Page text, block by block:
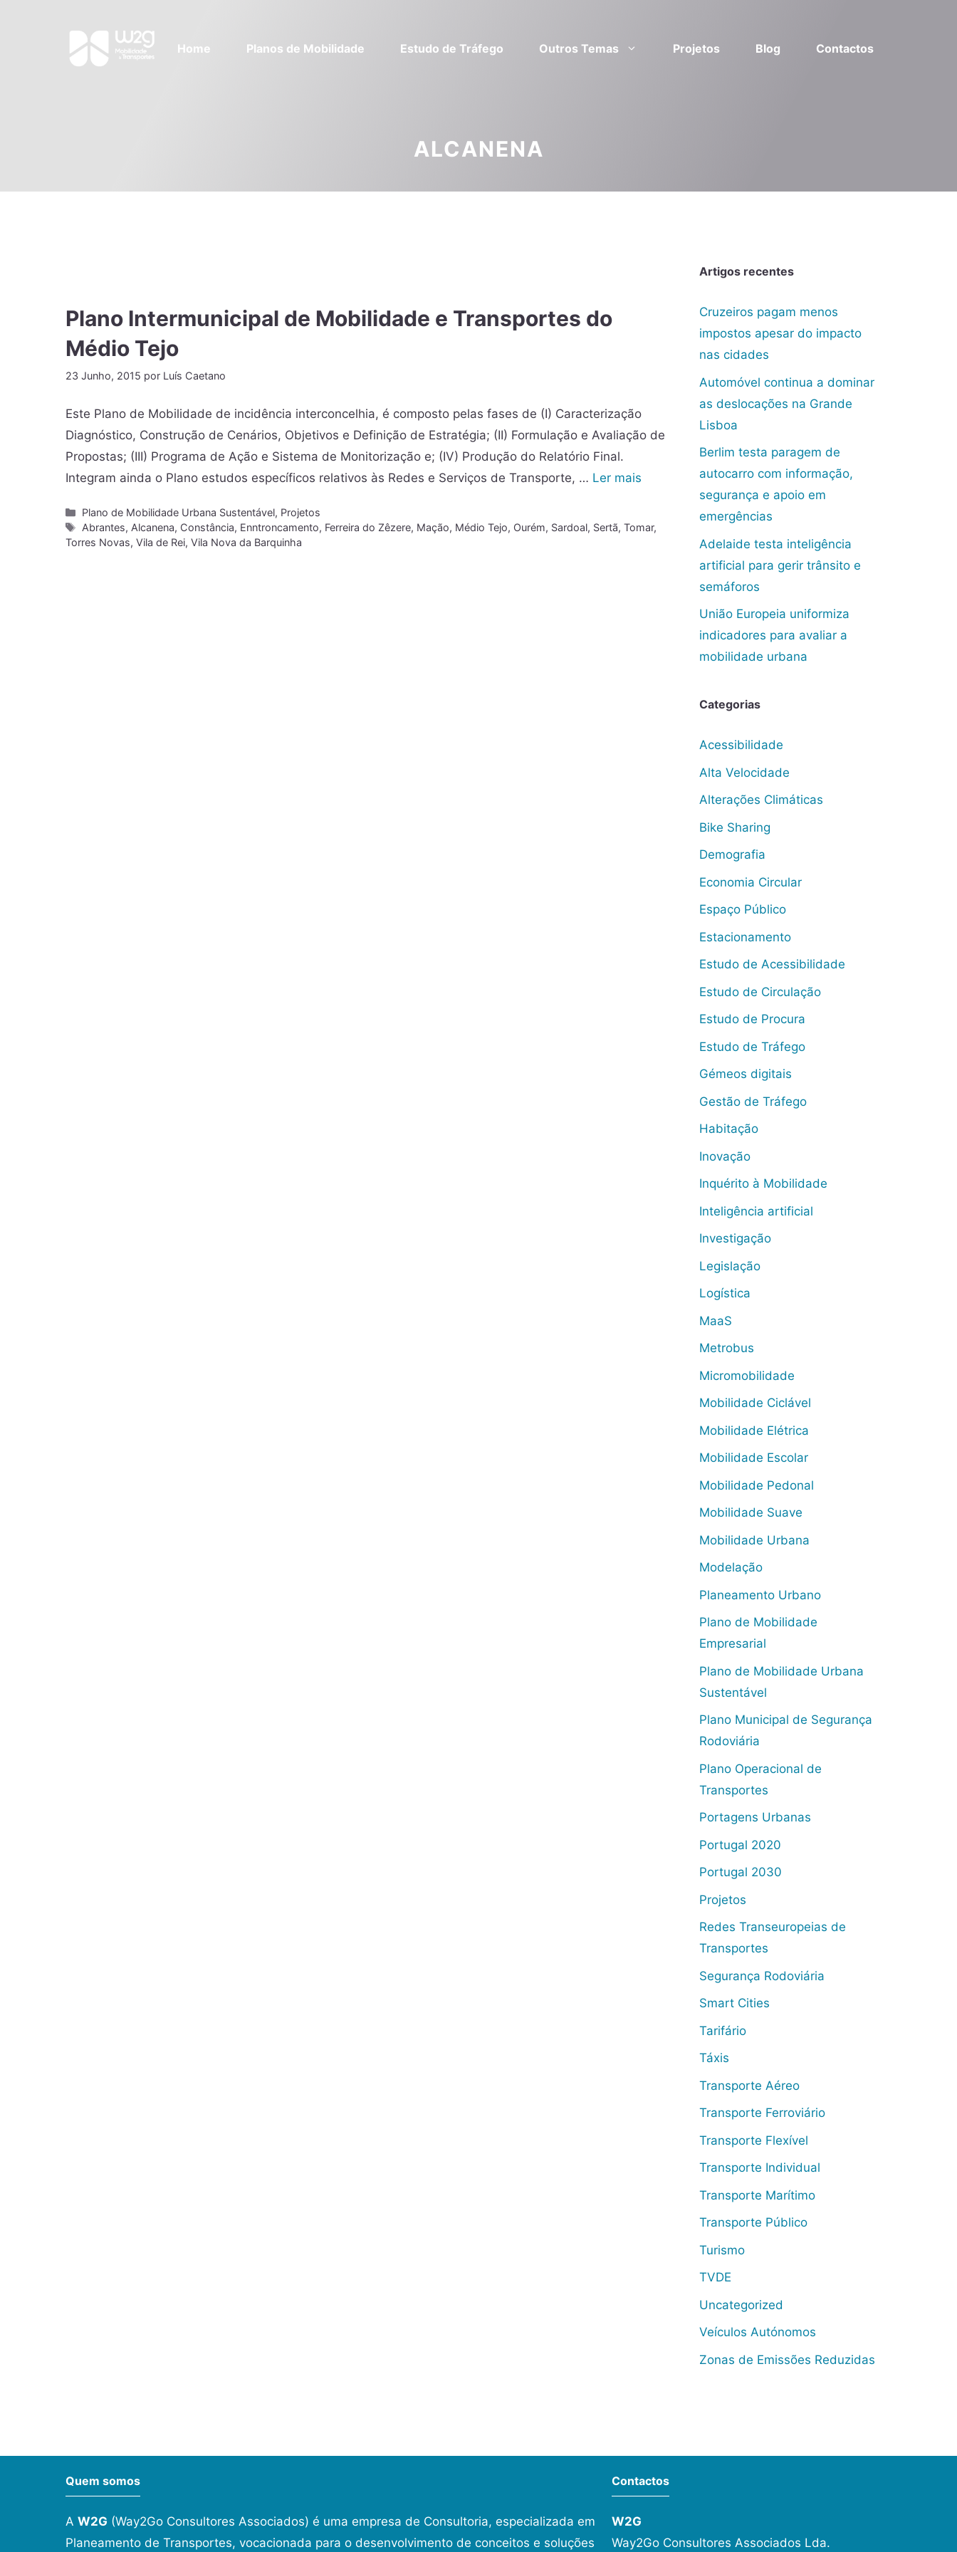
Home Planos de Mobilidade Estudo de Tráfego Outros Temas Projetos Blog Contactos
ALCANENA
Plano Intermunicipal de Mobilidade e Transportes do
Médio Tejo
23 Junho, 2015 por Luís Caetano
Este Plano de Mobilidade de incidência interconcelhia, é composto pelas fases de (I) Caracterização
Diagnóstico, Construção de Cenários, Objetivos e Definição de Estratégia; (II) Formulação e Avaliação de
Propostas; (III) Programa de Ação e Sistema de Monitorização e; (IV) Produção do Relatório Final.
Integram ainda o Plano estudos específicos relativos às Redes e Serviços de Transporte, … Ler mais
Plano de Mobilidade Urbana Sustentável, Projetos
Abrantes, Alcanena, Constância, Enntroncamento, Ferreira do Zêzere, Mação, Médio Tejo, Ourém, Sardoal, Sertã,Tomar,
Torres Novas, Vila de Rei, Vila Nova da Barquinha
Artigos recentes
Cruzeiros pagam menos
impostos apesar do impacto
nas cidades
Automóvel continua a dominar
as deslocações na Grande
Lisboa
Berlim testa paragem de
autocarro com informação,
segurança e apoio em
emergências
Adelaide testa inteligência
artificial para gerir trânsito e
semáforos
União Europeia uniformiza
indicadores para avaliar a
mobilidade urbana
Categorias
Acessibilidade
Alta Velocidade
Alterações Climáticas
Bike Sharing
Demografia
Economia Circular
Espaço Público
Estacionamento
Estudo de Acessibilidade
Estudo de Circulação
Estudo de Procura
Estudo de Tráfego
Gémeos digitais
Gestão de Tráfego
Habitação
Inovação
Inquérito à Mobilidade
Inteligência artificial
Investigação
Legislação
Logística
MaaS
Metrobus
Micromobilidade
Mobilidade Ciclável
Mobilidade Elétrica
Mobilidade Escolar
Mobilidade Pedonal
Mobilidade Suave
Mobilidade Urbana
Modelação
Planeamento Urbano
Plano de Mobilidade
Empresarial
Plano de Mobilidade Urbana
Sustentável
Plano Municipal de Segurança
Rodoviária
Plano Operacional de
Transportes
Portagens Urbanas
Portugal 2020
Portugal 2030
Projetos
Redes Transeuropeias de
Transportes
Segurança Rodoviária
Smart Cities
Tarifário
Táxis
Transporte Aéreo
Transporte Ferroviário
Transporte Flexível
Transporte Individual
Transporte Marítimo
Transporte Público
Turismo
TVDE
Uncategorized
Veículos Autónomos
Zonas de Emissões Reduzidas
Quem somos
A W2G (Way2Go Consultores Associados) é uma empresa de Consultoria, especializada em
Planeamento de Transportes, vocacionada para o desenvolvimento de conceitos e soluções
Contactos
W2G
Way2Go Consultores Associados Lda.